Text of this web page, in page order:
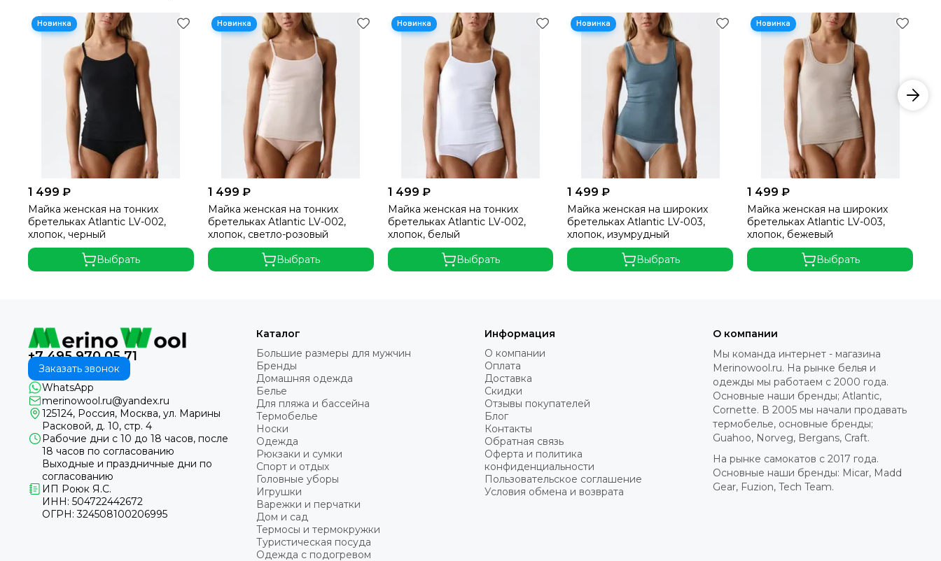
1 499 ₽
Майка женская на тонких
бретельках Atlantic LV-002,
хлопок, черный
Выбрать
1 499 ₽
Майка женская на тонких
бретельках Atlantic LV-002,
хлопок, светло-розовый
Выбрать
1 499 ₽
Майка женская на тонких
бретельках Atlantic LV-002,
хлопок, белый
Выбрать
1 499 ₽
Майка женская на широких
бретельках Atlantic LV-003,
хлопок, изумрудный
Выбрать
1 499 ₽
Майка женская на широких
бретельках Atlantic LV-003,
хлопок, бежевый
Выбрать
+7 495 970 05 71
Заказать звонок
WhatsApp
merinowool.ru@yandex.ru
125124, Россия, Москва, ул. Марины
Расковой, д. 10, стр. 4
Рабочие дни с 10 до 18 часов, после
18 часов по согласованию
Выходные и праздничные дни по
согласованию
ИП Роюк Я.С.
ИНН: 504722442672
ОГРН: 324508100206995
Каталог
Большие размеры для мужчин
Бренды
Домашняя одежда
Белье
Для пляжа и бассейна
Термобелье
Носки
Одежда
Рюкзаки и сумки
Спорт и отдых
Головные уборы
Игрушки
Варежки и перчатки
Дом и сад
Термосы и термокружки
Туристическая посуда
Одежда с подогревом
Информация
О компании
Оплата
Доставка
Скидки
Отзывы покупателей
Блог
Контакты
Обратная связь
Оферта и политика
конфиденциальности
Пользовательское соглашение
Условия обмена и возврата
О компании
Мы команда интернет - магазина
Merinowool.ru. На рынке белья и
одежды мы работаем с 2000 года.
Основные наши бренды; Atlantic,
Cornette. В 2005 мы начали продавать
термобелье, основные бренды;
Guahoo, Norveg, Bergans, Craft.
На рынке самокатов с 2017 года.
Основные наши бренды: Micar, Madd
Gear, Fuzion, Tech Team.